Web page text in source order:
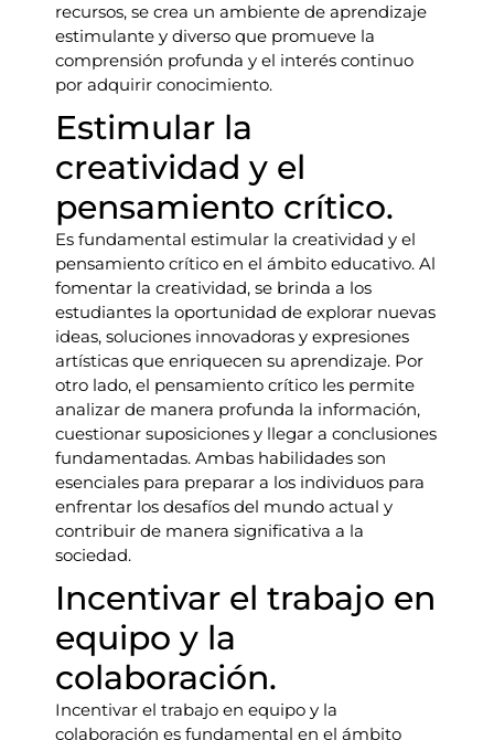
recursos, se crea un ambiente de aprendizaje
estimulante y diverso que promueve la
comprensión profunda y el interés continuo
por adquirir conocimiento.
Estimular la
creatividad y el
pensamiento crítico.
Es fundamental estimular la creatividad y el
pensamiento crítico en el ámbito educativo. Al
fomentar la creatividad, se brinda a los
estudiantes la oportunidad de explorar nuevas
ideas, soluciones innovadoras y expresiones
artísticas que enriquecen su aprendizaje. Por
otro lado, el pensamiento crítico les permite
analizar de manera profunda la información,
cuestionar suposiciones y llegar a conclusiones
fundamentadas. Ambas habilidades son
esenciales para preparar a los individuos para
enfrentar los desafíos del mundo actual y
contribuir de manera significativa a la
sociedad.
Incentivar el trabajo en
equipo y la
colaboración.
Incentivar el trabajo en equipo y la
colaboración es fundamental en el ámbito